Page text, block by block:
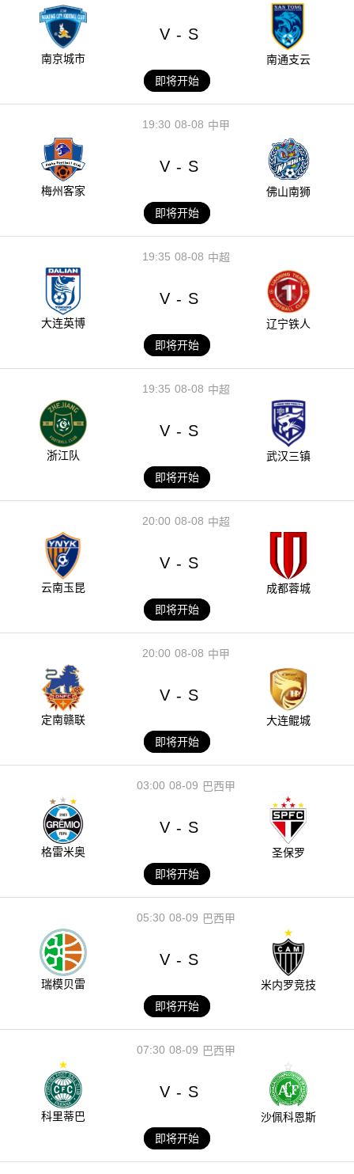
南京城市
V - S
南通支云
即将开始
08-08
19:30 中甲
梅州客家
V - S
佛山南狮
即将开始
08-08
19:35 中超
大连英博
V - S
辽宁铁人
即将开始
08-08
19:35 中超
浙江队
V - S
武汉三镇
即将开始
08-08
20:00 中超
云南玉昆
V - S
成都蓉城
即将开始
08-08
20:00 中甲
定南赣联
V - S
大连鲲城
即将开始
08-09
03:00 巴西甲
格雷米奥
V - S
圣保罗
即将开始
08-09
05:30 巴西甲
瑞模贝雷
V - S
米内罗竞技
即将开始
08-09
07:30 巴西甲
科里蒂巴
V - S
沙佩科恩斯
即将开始